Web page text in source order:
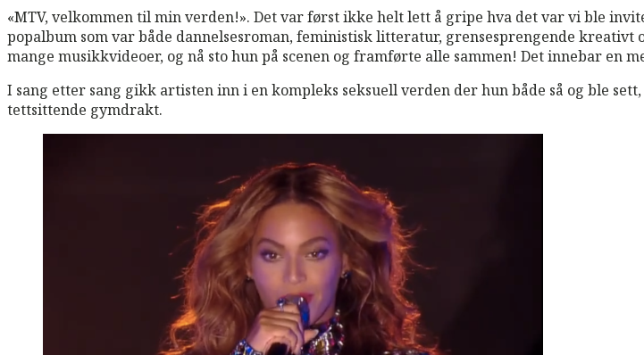
«MTV, velkommen til min verden!». Det var først ikke helt lett å gripe hva det var vi ble
popalbum som var både dannelsesroman, feministisk litteratur, grensesprengende kreativt
mange musikkvideoer, og nå sto hun på scenen og framførte alle sammen! Det innebar en
I sang etter sang gikk artisten inn i en kompleks seksuell verden der hun både så og ble
tettsittende gymdrakt.